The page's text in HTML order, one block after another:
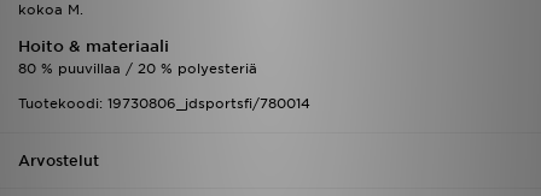
kokoa M.
Hoito & materiaali
80 % puuvillaa / 20 % polyesteriä
Tuotekoodi: 19730806_jdsportsfi/780014
Arvostelut